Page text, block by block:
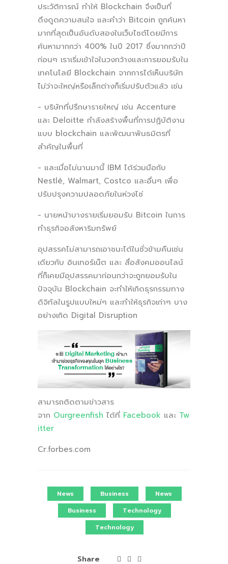
ประวัติการณ์ ทำให้ Blockchain จึงเป็นที่
ดึงดูดความสนใจ และคำว่า Bitcoin ถูกค้นหา
มากที่สุดเป็นอันดับสองในเว็บไซต์โดยมีการ
ค้นหามากกว่า 400% ในปี 2017 ซึ่งมากกว่าปี
ก่อนๆ เราเริ่มเข้าใจในวงกว้างและการยอมรับใน
เทคโนโลยี Blockchain จากการได้เห็นบริษัท
ไม่ว่าจะใหญ่หรือเล็กต่างก็เริ่มปรับตัวแล้ว เช่น
- บริษัทที่ปรึกษารายใหญ่ เช่น Accenture
และ Deloitte กำลังสร้างพื้นที่การปฏิบัติงาน
แบบ blockchain และพัฒนาพันธมิตรที่
สำคัญในพื้นที่
- และเมื่อไม่นานมานี้ IBM ได้ร่วมมือกับ
Nestlé, Walmart, Costco และอื่นๆ เพื่อ
ปรับปรุงความปลอดภัยในห่วงโซ่
- นายหน้าบางรายเริ่มยอมรับ Bitcoin ในการ
ทำธุรกิจอสังหาริมทรัพย์
อุปสรรคไม่สามารถเอาชนะได้ในชั่วข้ามคืนเช่น
เดียวกับ อินเทอร์เน็ต และ สื่อสังคมออนไลน์
ที่ก็เคยมีอุปสรรคมาก่อนกว่าจะถูกยอมรับใน
ปัจจุบัน Blockchain จะทำให้เกิดธุรกรรมทาง
ดิจิทัลในรูปแบบใหม่ๆ และทำให้ธุรกิจเก่าๆ บาง
อย่างเกิด Digital Disruption
สามารถติดตามข่าวสาร
จาก Ourgreenfish ได้ที่ Facebook และ Tw
itter
Cr.forbes.com
News Business
News
Business
Technology
Technology
Share